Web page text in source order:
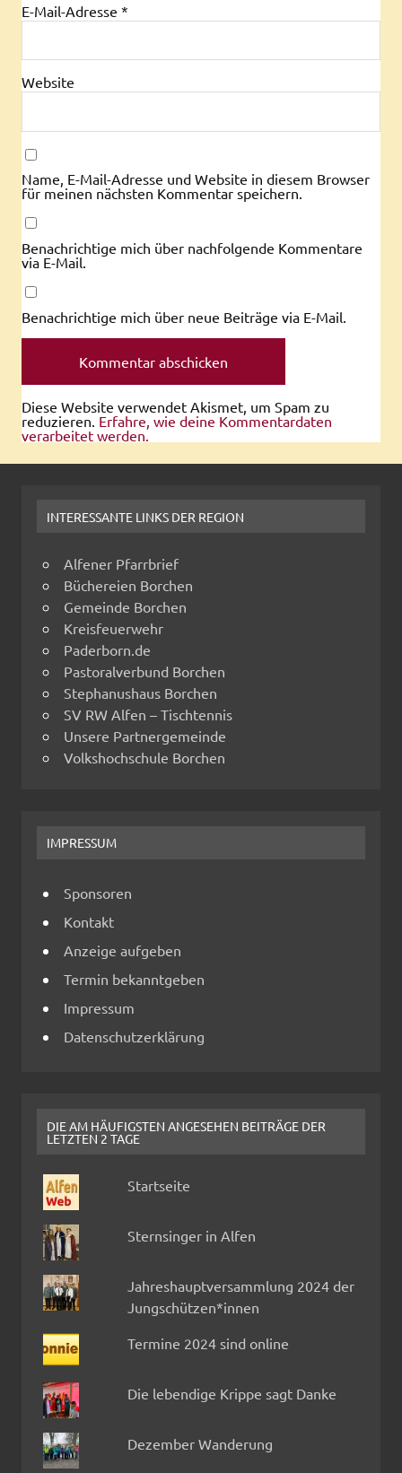
E-Mail-Adresse *
Website
Name, E-Mail-Adresse und Website in diesem Browser
für meinen nächsten Kommentar speichern.
Benachrichtige mich über nachfolgende Kommentare
via E-Mail.
Benachrichtige mich über neue Beiträge via E-Mail.
Diese Website verwendet Akismet, um Spam zu
reduzieren. Erfahre, wie deine Kommentardaten
verarbeitet werden.
INTERESSANTE LINKS DER REGION
Alfener Pfarrbrief
Büchereien Borchen
Gemeinde Borchen
Kreisfeuerwehr
Paderborn.de
Pastoralverbund Borchen
Stephanushaus Borchen
SV RW Alfen – Tischtennis
Unsere Partnergemeinde
Volkshochschule Borchen
IMPRESSUM
Sponsoren
Kontakt
Anzeige aufgeben
Termin bekanntgeben
Impressum
Datenschutzerklärung
DIE AM HÄUFIGSTEN ANGESEHEN BEITRÄGE DER
LETZTEN 2 TAGE
Startseite
Sternsinger in Alfen
Jahreshauptversammlung 2024 der
Jungschützen*innen
Termine 2024 sind online
Die lebendige Krippe sagt Danke
Dezember Wanderung